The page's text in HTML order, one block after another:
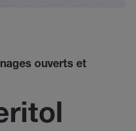
ouverts et